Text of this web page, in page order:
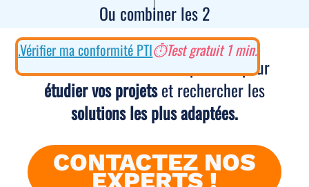
Ou combiner les 2
Nous sommes à votre disposition pour
étudier vos projetset rechercher les
solutions les plus adaptées.
CONTACTEZ NOS
EXPERTS !
.Vérifier ma conformité PTI⏱Test gratuit 1 min.